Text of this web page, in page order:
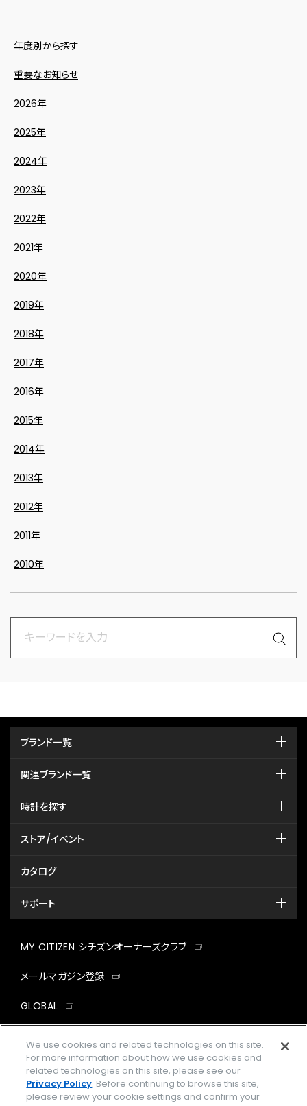
年度別から探す
重要なお知らせ
2026年
2025年
2024年
2023年
2022年
2021年
2020年
2019年
2018年
2017年
2016年
2015年
2014年
2013年
2012年
2011年
2010年
ブランド一覧
関連ブランド一覧
時計を探す
ストア/イベント
カタログ
サポート
MY CITIZEN シチズンオーナーズクラブ
メールマガジン登録
GLOBAL
facebookinstagramtwitter
企業情報 ご利用規約
We use cookies and related technologies on this site.
For more information about how we use cookies and
related technologies on this site, please see our
Privacy Policy. Before continuing to browse this site,
please review your cookie settings and confirm your